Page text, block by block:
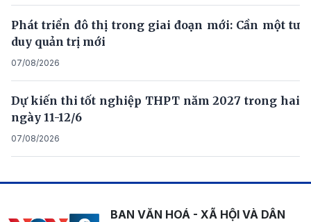
Phát triển đô thị trong giai đoạn mới: Cần một tư
duy quản trị mới
07/08/2026
Dự kiến thi tốt nghiệp THPT năm 2027 trong hai
ngày 11-12/6
07/08/2026
BAN VĂN HOÁ - XÃ HỘI VÀ DÂN